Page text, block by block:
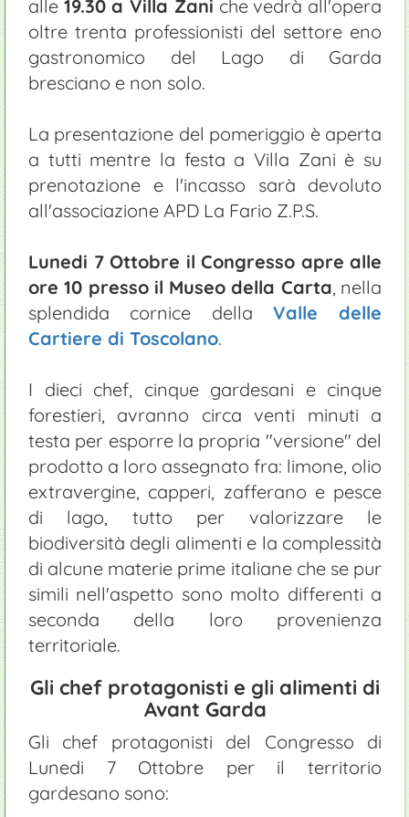
alle 19.30 a Villa Zani che vedrà all'opera
oltre trenta professionisti del settore eno
gastronomico del Lago di Garda
bresciano e non solo.
La presentazione del pomeriggio è aperta
a tutti mentre la festa a Villa Zani è su
prenotazione e l'incasso sarà devoluto
all'associazione APD La Fario Z.P.S.
Lunedi 7 Ottobre il Congresso apre alle
ore 10 presso il Museo della Carta, nella
splendida cornice della Valle delle
Cartiere di Toscolano.
I dieci chef, cinque gardesani e cinque
forestieri, avranno circa venti minuti a
testa per esporre la propria "versione" del
prodotto a loro assegnato fra: limone, olio
extravergine, capperi, zafferano e pesce
di lago, tutto per valorizzare le
biodiversità degli alimenti e la complessità
di alcune materie prime italiane che se pur
simili nell'aspetto sono molto differenti a
seconda della loro provenienza
territoriale.
Gli chef protagonisti e gli alimenti di
Avant Garda
Gli chef protagonisti del Congresso di
Lunedi 7 Ottobre per il territorio
gardesano sono: